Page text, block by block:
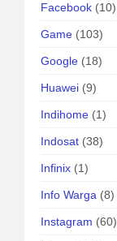
Facebook (10)
Game (103)
Google (18)
Huawei (9)
Indihome (1)
Indosat (38)
Infinix (1)
Info Warga (8)
Instagram (60)